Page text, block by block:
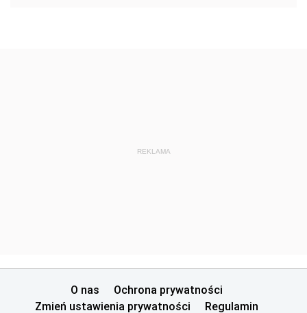
REKLAMA
O nas
Ochrona prywatności
Zmień ustawienia prywatności
Regulamin